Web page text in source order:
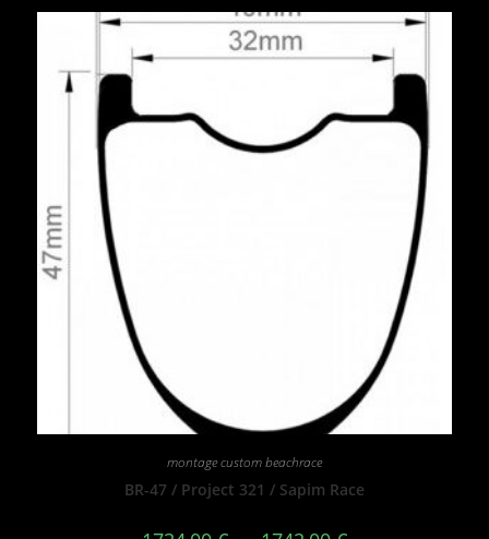
montage custom beachrace
BR-47 / Project 321 / Sapim Race